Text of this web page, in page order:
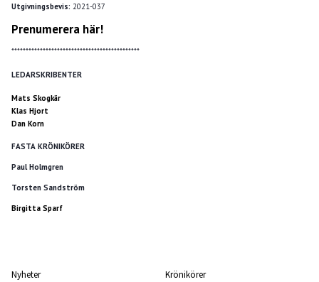
Utgivningsbevis: 2021-037
Prenumerera här!
*********************************************
LEDARSKRIBENTER
Mats Skogkär
Klas Hjort
Dan Korn
FASTA KRÖNIKÖRER
Paul Holmgren
Torsten Sandström
Birgitta Sparf
Nyheter
Krönikörer